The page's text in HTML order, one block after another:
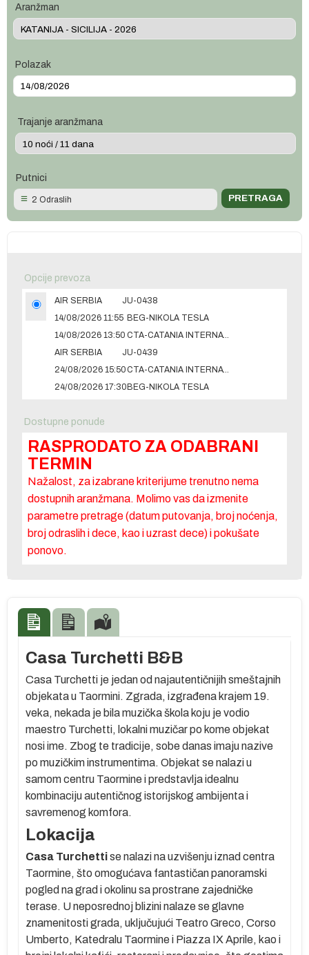
Aranžman
Polazak
Trajanje aranžmana
Putnici
2 Odraslih
Opcije prevoza
AIR SERBIA
JU-0438
14/08/2026 11:55 BEG-NIKOLA TESLA
14/08/2026 13:50
CTA-CATANIA INTERNATIONAL
AIR SERBIA
JU-0439
24/08/2026 15:50
CTA-CATANIA INTERNATIONAL
24/08/2026 17:30BEG-NIKOLA TESLA
Dostupne ponude
RASPRODATO ZA ODABRANI
TERMIN
Nažalost, za izabrane kriterijume trenutno nema
dostupnih aranžmana. Molimo vas da izmenite
parametre pretrage (datum putovanja, broj noćenja,
broj odraslih i dece, kao i uzrast dece) i pokušate
ponovo.
Casa Turchetti B&B
Casa Turchetti je jedan od najautentičnijih smeštajnih
objekata u Taormini. Zgrada, izgrađena krajem 19.
veka, nekada je bilamuzička škola koju je vodio
maestro Turchetti, lokalni muzičar po kome objekat
nosi ime. Zbog te tradicije, sobe danas imaju nazive
po muzičkim instrumentima. Objekat se nalazi u
samom centru Taormine i predstavlja idealnu
kombinaciju autentičnog istorijskog ambijenta i
savremenog komfora.
Lokacija
Casa Turchettise nalazi na uzvišenju iznad centra
Taormine, što omogućava fantastičan panoramski
pogled na grad i okolinu sa prostrane zajedničke
terase. U neposrednoj blizini nalaze se glavne
znamenitosti grada, uključujući Teatro Greco, Corso
Umberto, Katedralu Taormine i Piazza IX Aprile, kao i